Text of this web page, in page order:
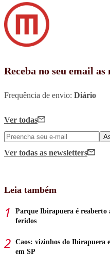
Receba no seu email
Frequência de envio: Diário
Ver todas
Ver todas as newsletters
Leia também
Parque Ibirapuera é reaberto
feridos
Caos: vizinhos do Ibirapuera
em SP